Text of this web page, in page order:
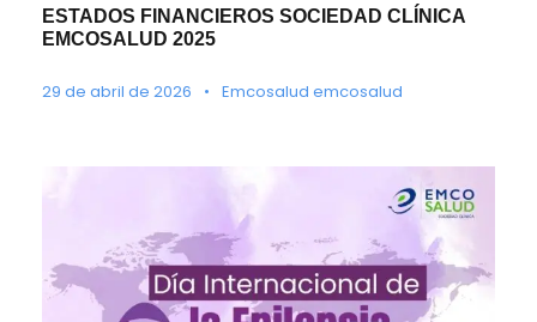
ESTADOS FINANCIEROS SOCIEDAD CLÍNICA
EMCOSALUD 2025
29 de abril de 2026 • Emcosalud emcosalud